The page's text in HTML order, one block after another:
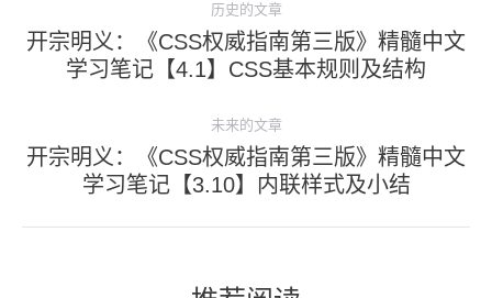
导
历史的文章
历
史
文
章：
开宗明义：《CSS权威指南第三版》精髓中文
学习笔记【4.1】CSS基本规则及结构
未来的文章
未
来
的
章：
开宗明义：《CSS权威指南第三版》精髓中文
学习笔记【3.10】内联样式及小结